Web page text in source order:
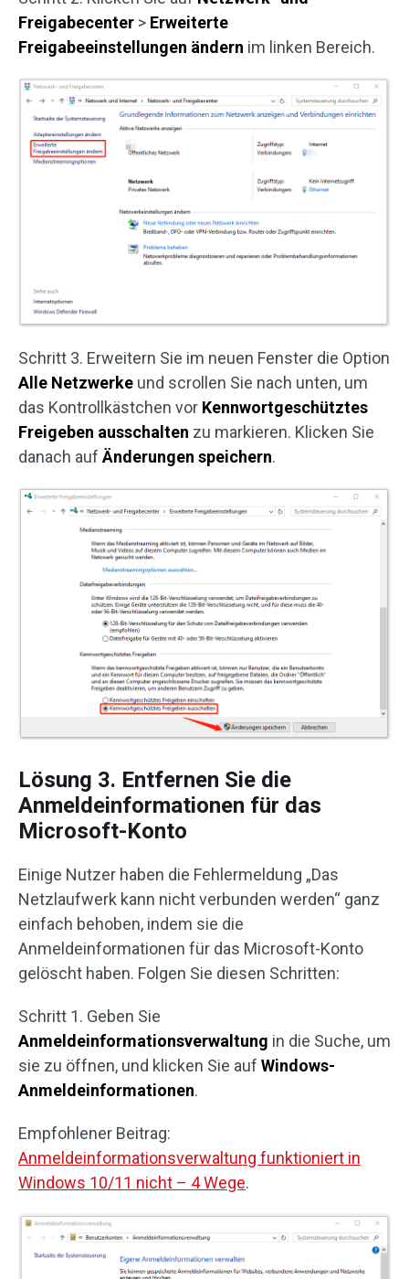
Freigabecenter > Erweiterte
Freigabeeinstellungen ändern im linken Bereich.
Schritt 3. Erweitern Sie im neuen Fenster die Option
Alle Netzwerke und scrollen Sie nach unten, um
das Kontrollkästchen vor Kennwortgeschütztes
Freigeben ausschalten zu markieren. Klicken Sie
danach auf Änderungen speichern.
Lösung 3. Entfernen Sie die
Anmeldeinformationen für das
Microsoft-Konto
Einige Nutzer haben die Fehlermeldung „Das
Netzlaufwerk kann nicht verbunden werden“ ganz
einfach behoben, indem sie die
Anmeldeinformationen für das Microsoft-Konto
gelöscht haben. Folgen Sie diesen Schritten:
Schritt 1. Geben Sie
Anmeldeinformationsverwaltung in die Suche, um
sie zu öffnen, und klicken Sie auf Windows-
Anmeldeinformationen.
Empfohlener Beitrag:
Anmeldeinformationsverwaltung funktioniert in
Windows 10/11 nicht – 4 Wege.